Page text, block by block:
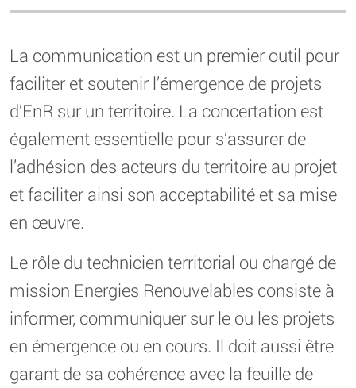
La communication est un premier outil pour
faciliter et soutenir l’émergence de projets
d’EnR sur un territoire. La concertation est
également essentielle pour s’assurer de
l’adhésion des acteurs du territoire au projet
et faciliter ainsi son acceptabilité et sa mise
en œuvre.
Le rôle du technicien territorial ou chargé de
mission Energies Renouvelables consiste à
informer, communiquer sur le ou les projets
en émergence ou en cours. Il doit aussi être
garant de sa cohérence avec la feuille de